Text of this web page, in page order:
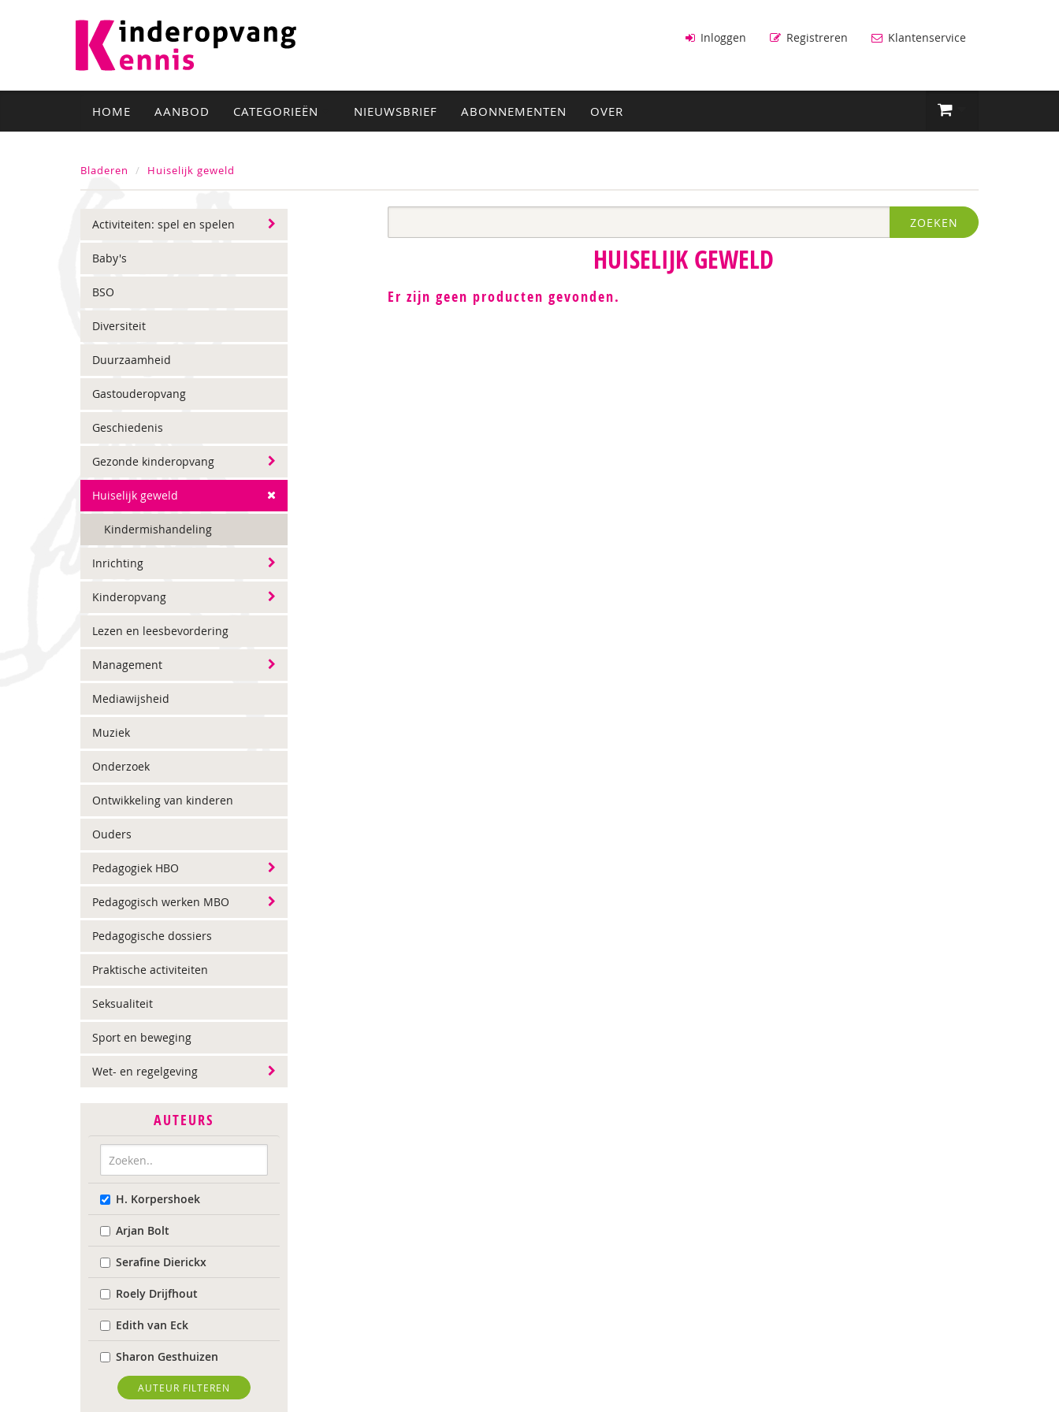
Inloggen Registreren Klantenservice
HOME AANBOD CATEGORIEËN NIEUWSBRIEF ABONNEMENTEN OVER
Bladeren Huiselijk geweld
Activiteiten: spel en spelen
Baby's
BSO
Diversiteit
Duurzaamheid
Gastouderopvang
Geschiedenis
Gezonde kinderopvang
Huiselijk geweld
Kindermishandeling
Inrichting
Kinderopvang
Lezen en leesbevordering
Management
Mediawijsheid
Muziek
Onderzoek
Ontwikkeling van kinderen
Ouders
Pedagogiek HBO
Pedagogisch werken MBO
Pedagogische dossiers
Praktische activiteiten
Seksualiteit
Sport en beweging
Wet- en regelgeving
AUTEURS
H. Korpershoek
Arjan Bolt
Serafine Dierickx
Roely Drijfhout
Edith van Eck
Sharon Gesthuizen
Edith Geurts
AUTEUR FILTEREN
ZOEKEN
HUISELIJK GEWELD
Er zijn geen producten gevonden.